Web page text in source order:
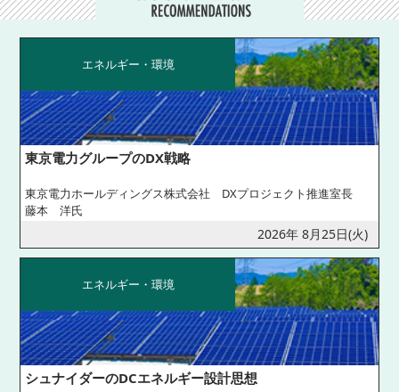
エネルギー・環境
東京電力グループのDX戦略
東京電力ホールディングス株式会社 DXプロジェクト推進室長
藤本 洋氏
2026年 8月25日(火)
エネルギー・環境
シュナイダーのDCエネルギー設計思想